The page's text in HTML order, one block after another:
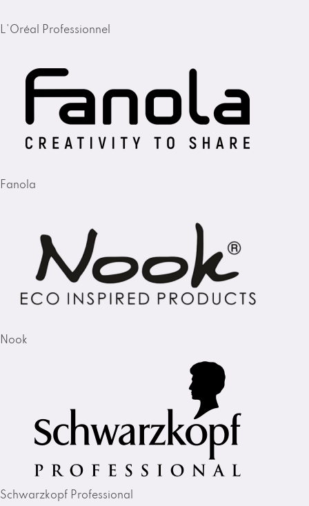
L'Oréal Professionnel
Fanola
Nook
Schwarzkopf Professional